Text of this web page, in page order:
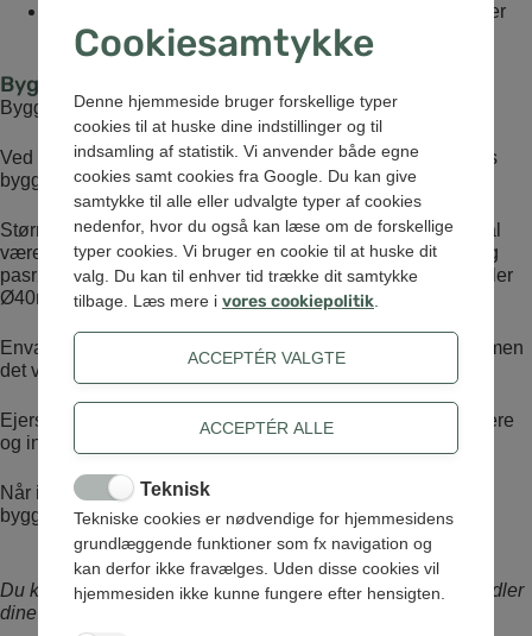
Vi koordinerer med installatøren, hvornår opsætning er
muligt.
Byggevand
Byggevandsstik afregnes efter faktiske omkostninger.
Ved bestilling af byggevandsstik, kræver vi, at der monteres
byggevandsmåler, og at denne monteres i målerbrønd.
Størrelsen på almindelig målerbrønd op til måler Qn2,5 skal
være mindst Ø400mm. Der skal være ventilsæt, omløber og
pasrør på 1”x190mm. Tilslutningen skal være enten Ø32 eller
Ø40mm.
Envafors kan godt levere og installere denne målerbrønd, men
det vil blive medregnet i de faktiske omkostninger.
Ejers autoriserede VVS-installatør må også gerne selv levere
og installere målerbrønden.
Når installationen er klar, opsætter vores montør
byggevandsmåleren. Se afsnittet øverst på siden.
Du kan læse i vorespersondatapolitik, hvordan vi behandler
dine oplysninger.
Cookiesamtykke
Denne hjemmeside bruger forskellige typer
cookies til at huske dine indstillinger og til
indsamling af statistik. Vi anvender både egne
cookies samt cookies fra Google. Du kan give
samtykke til alle eller udvalgte typer af cookies
nedenfor, hvor du også kan læse om de forskellige
typer cookies. Vi bruger en cookie til at huske dit
valg. Du kan til enhver tid trække dit samtykke
tilbage. Læs mere i vores cookiepolitik
Teknisk
Tekniske cookies er nødvendige for hjemmesidens
grundlæggende funktioner som fx navigation og
kan derfor ikke fravælges. Uden disse cookies vil
hjemmesiden ikke kunne fungere efter hensigten.